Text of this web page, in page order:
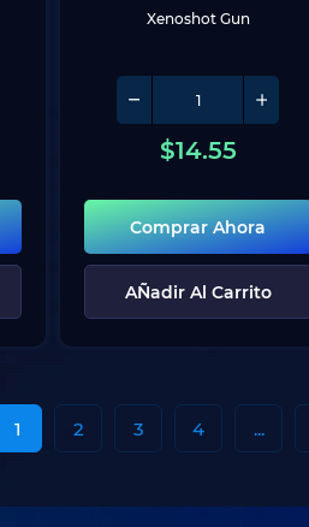
Xenoshot Gun
$14.55
Comprar Ahora
AÑadir Al Carrito
1 2 3 4 ...